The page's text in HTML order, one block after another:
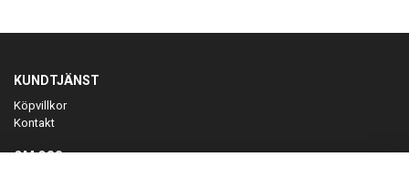
KUNDTJÄNST
Köpvillkor
Kontakt
OM OSS